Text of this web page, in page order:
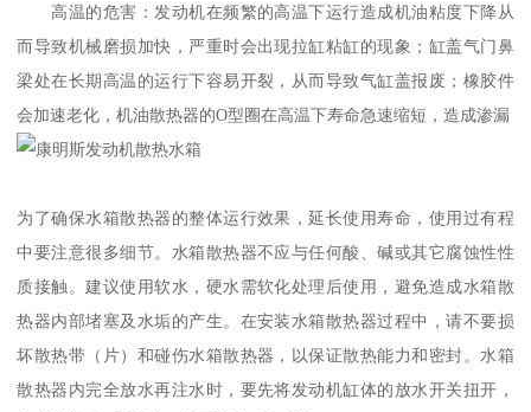
高温的危害：发动机在频繁的高温下运行造成机油粘度下降从
而导致机械磨损加快，严重时会出现拉缸粘缸的现象；缸盖气门鼻
梁处在长期高温的运行下容易开裂，从而导致气缸盖报废；橡胶件
会加速老化，机油散热器的O型圈在高温下寿命急速缩短，造成渗漏
为了确保水箱散热器的整体运行效果，延长使用寿命，使用过有程
中要注意很多细节。水箱散热器不应与任何酸、碱或其它腐蚀性性
质接触。建议使用软水，硬水需软化处理后使用，避免造成水箱散
热器内部堵塞及水垢的产生。在安装水箱散热器过程中，请不要损
坏散热带（片）和碰伤水箱散热器，以保证散热能力和密封。水箱
散热器内完全放水再注水时，要先将发动机缸体的放水开关扭开，